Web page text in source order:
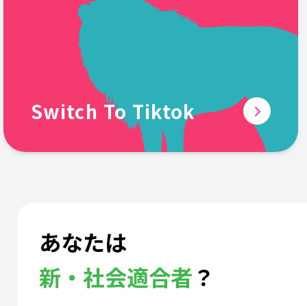
Switch To Tiktok
あなたは
新・社会適合者？